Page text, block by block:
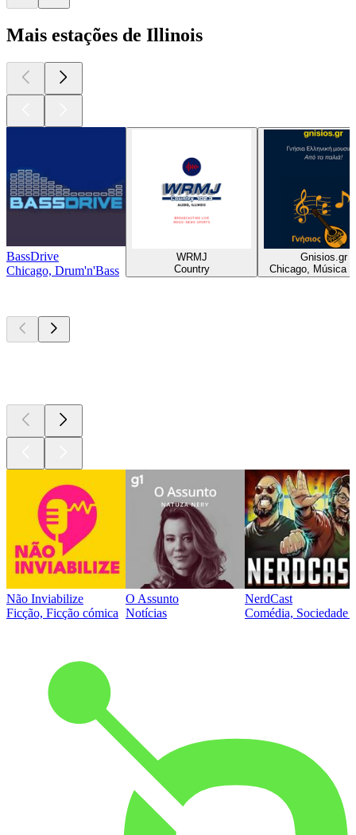
Mais estações de Illinois
BassDrive
Chicago, Drum'n'Bass
WRMJ
Country
Gnisios.gr
Chicago, Música
Não Inviabilize
Ficção, Ficção cómica
O Assunto
Notícias
NerdCast
Comédia, Sociedade